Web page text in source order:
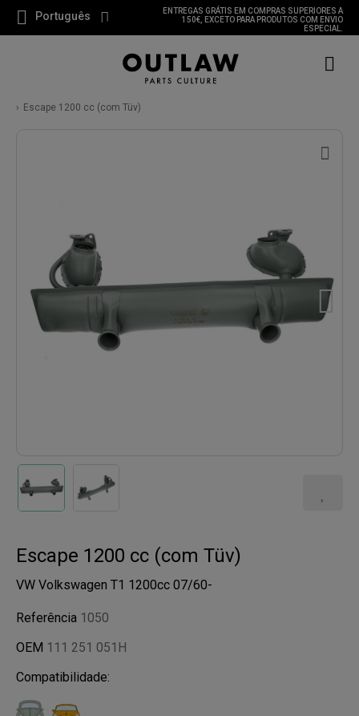
Português
ENTREGAS GRÁTIS EM COMPRAS SUPERIORES A
150€, EXCETO PARA PRODUTOS COM ENVIO
ESPECIAL.
Escape 1200 cc (com Tüv)
Escape 1200 cc (com Tüv)
VW Volkswagen T1 1200cc 07/60-
Referência 1050
OEM 111 251 051H
Compatibilidade: